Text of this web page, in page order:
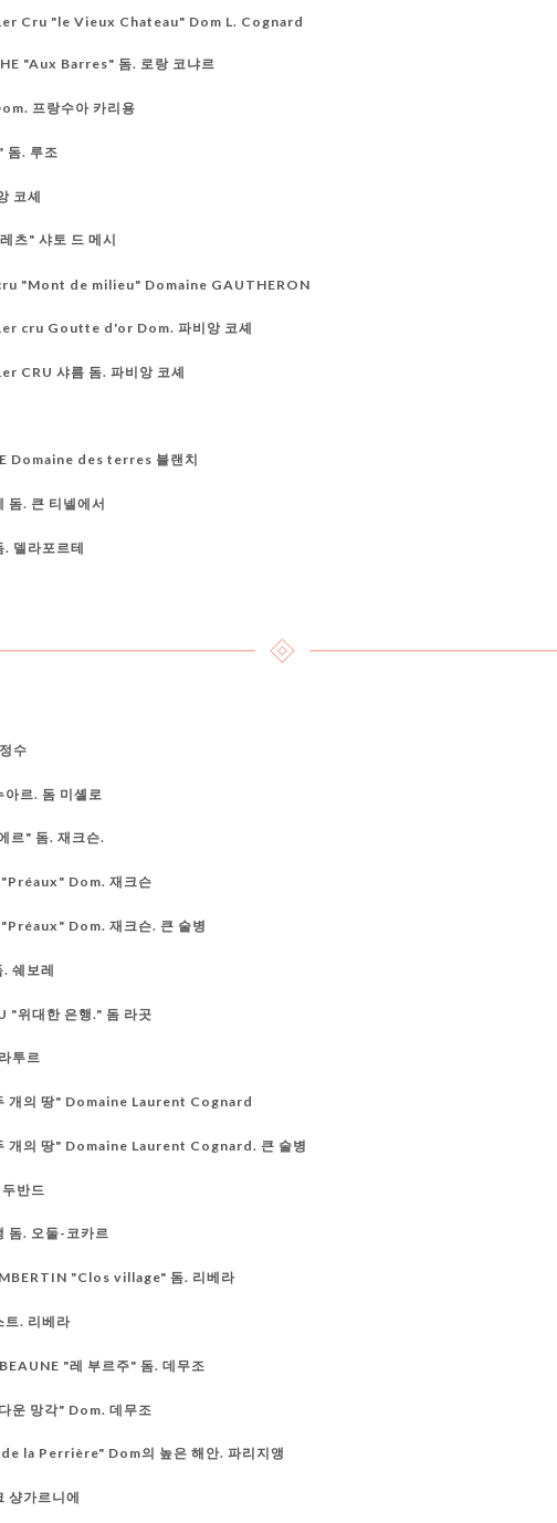
Cru "le Vieux Chateau" Dom L. Cognard
"Aux Barres" 돔. 로랑 코냐르
프랑수아 카리용
돔. 루조
코셰
츠" 샤토 드 메시
"Mont de milieu" Domaine GAUTHERON
cru Goutte d'or Dom. 파비앙 코셰
CRU 샤름 돔. 파비앙 코셰
Domaine des terres 블랜치
돔. 큰 티넬에서
델라포르테
수
르. 돔 미셸로
르" 돔. 재크슨.
Dom. 재크슨
Dom. 재크슨. 큰 술병
쉐보레
"위대한 은행." 돔 라곳
투르
개의 땅" Domaine Laurent Cognard
개의 땅" Domaine Laurent Cognard. 큰 술병
반드
돔. 오둘-코카르
"Clos village" 돔. 리베라
트. 리베라
"레 부르주" 돔. 데무조
운 망각" Dom. 데무조
la Perrière" Dom의 높은 해안. 파리지앵
샹가르니에